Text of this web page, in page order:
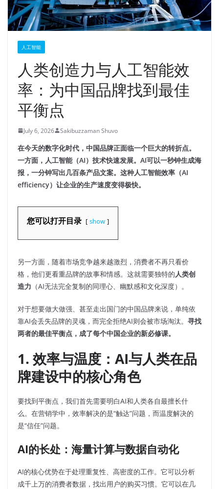
人工智能
人类创造力与人工智能效
率：为中国品牌找到最佳
平衡点
July 6, 2026 Sakibuzzaman Shuvo
在今天的数字化时代，中国品牌正面临一个巨大的转折点。
一方面，人工智能（AI）技术快速发展。AI可以一秒钟生成海
报，一分钟写出几百条产品文案。这种人工智能效率（AI
efficiency）让企业的生产速度变得极快。
您可以打开目录 show
另一方面，随着市场竞争越来越激烈，消费者不再只看价
格，他们更看重品牌的故事和情感。这就需要独特的 人类创
造力 （AI无法完全复制的同理心、幽默感和文化深度）。
对于想要做大做强、甚至走出国门的中国品牌来说，单纯依
靠AI会丢失品牌的灵魂，而完全拒绝AI则会被市场淘汰。 寻找
两者的最佳平衡点，成了每个中国企业的新必修课。
1. 效率与温度：AI与人类在品
牌建设中的核心角色
要找到平衡点，我们首先需要明白AI和人类各自最擅长什
么。在营销学中，效率解决的是“触达”问题，而温度解决的
是“信任”问题。
AI的长处：海量计算与数据自动化
AI的核心优势在于处理重复性、高密度的工作。它可以分析
成千上万的消费者数据，找出用户的购买习惯。它可以在几